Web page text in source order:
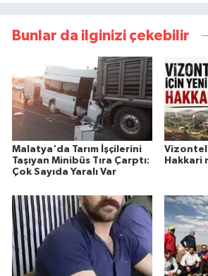
Bunlar da ilginizi çekebilir
Malatya'da Tarım İşçilerini
Taşıyan Minibüs Tıra Çarptı:
Çok Sayıda Yaralı Var
Hakkari